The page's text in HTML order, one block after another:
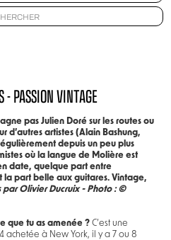
PASSION VINTAGE
pas Julien Doré sur les routes ou
d’autres artistes (Alain Bashung,
depuis un peu plus
où la langue de Molière est
date, quelque part entre
la part belle aux guitares. Vintage,
par Olivier Ducruix - Photo : ©
que tu as amenée ? C’est une
achetée à New York, il y a 7 ou 8